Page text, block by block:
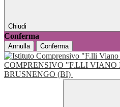
Chiudi
Conferma
Annulla Conferma
COMPRENSIVO "F.LLI VIANO
BRUSNENGO (BI)